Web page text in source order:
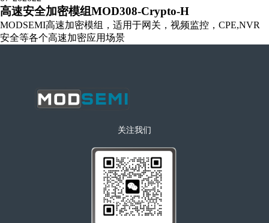
高速安全加密模组MOD308-Crypto-H
MODSEMI高速加密模组，适用于网关，视频监控，CPE,NVR
安全等各个高速加密应用场景
关注我们